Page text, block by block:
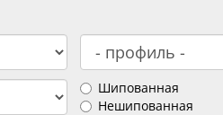
Шипованная
Нешипованная